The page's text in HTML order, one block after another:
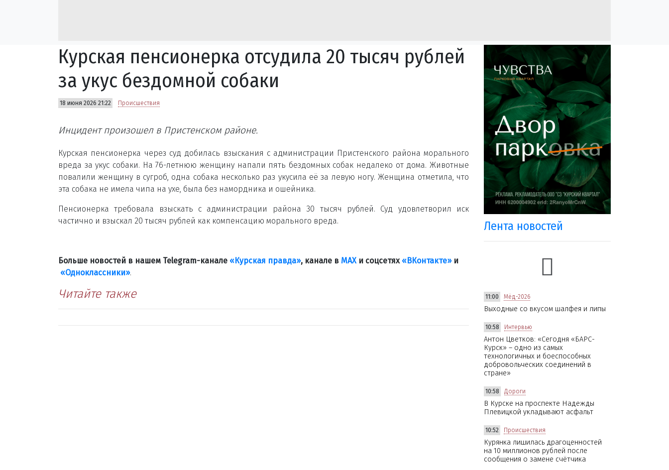
Курская пенсионерка отсудила 20 тысяч рублей
за укус бездомной собаки
18 июня 2026 21:22 Происшествия
Инцидент произошел в Пристенском районе.
Курская пенсионерка через суд добилась взыскания с администрации Пристенского района морального
вреда за укус собаки. На 76-летнюю женщину напали пять бездомных собак недалеко от дома. Животные
повалили женщину в сугроб, одна собака несколько раз укусила её за левую ногу. Женщина отметила, что
эта собака не имела чипа на ухе, была без намордника и ошейника.
Пенсионерка требовала взыскать с администрации района 30 тысяч рублей. Суд удовлетворил иск
частично и взыскал 20 тысяч рублей как компенсацию морального вреда.
Больше новостей в нашем Telegram-канале «Курская правда», канале в МАХи соцсетях «ВКонтакте»и
«Одноклассники».
Читайте также
Лента новостей
11:00 Мёд-2026
Выходные со вкусом шалфея и липы
10:58 Интервью
Антон Цветков: «Сегодня «БАРС-
Курск» – одно из самых
технологичных и боеспособных
добровольческих соединений в
стране»
10:58 Дороги
В Курске на проспекте Надежды
Плевицкой укладывают асфальт
10:52 Происшествия
Курянка лишилась драгоценностей
на 10 миллионов рублей после
сообщения о замене счётчика